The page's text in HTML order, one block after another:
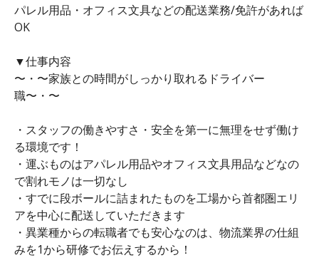
パレル用品・オフィス文具などの配送業務/免許があれば
OK
▼仕事内容
〜・〜家族との時間がしっかり取れるドライバー
職〜・〜
・スタッフの働きやすさ・安全を第一に無理をせず働け
る環境です！
・運ぶものはアパレル用品やオフィス文具用品などなの
で割れモノは一切なし
・すでに段ボールに詰まれたものを工場から首都圏エリ
アを中心に配送していただきます
・異業種からの転職者でも安心なのは、物流業界の仕組
みを1から研修でお伝えするから！